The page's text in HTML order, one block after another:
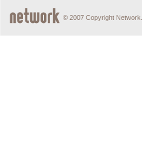
© 2007 Copyright